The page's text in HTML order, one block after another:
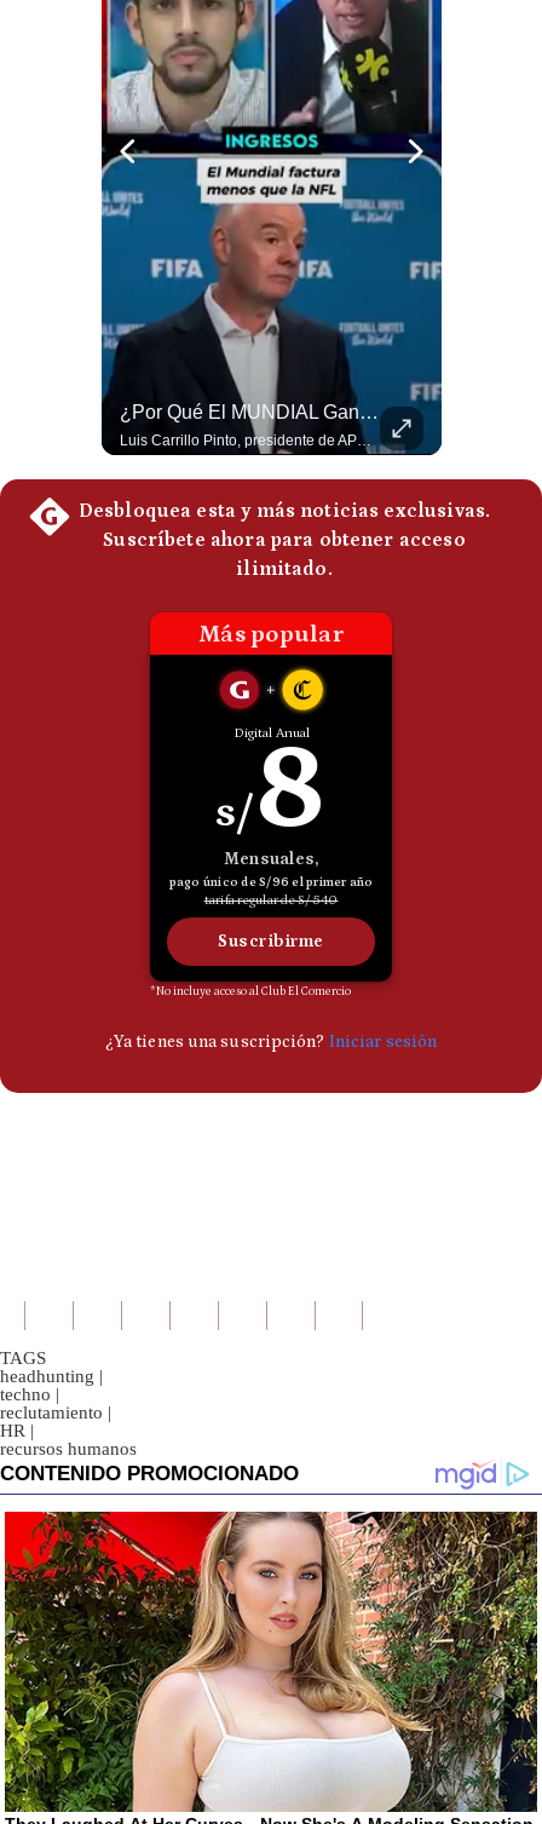
Condiciones
Privacidad
Frecuentes
¿Por Qué El MUNDIAL Gana Menos Que La NFL? | #EnClaveEconómica
Luis Carrillo Pinto, presidente de APEMD,compara el negocio de la Copa del Mundo con las principales ligas estadounidenses: la FIFA recauda alrededor de US$15,000 millones en cuatro años, mientras que la NFL genera cerca de US$20,000 millones en solo un año. El Presidente de la Asociación Peruana de Marketing Deportivo explica los planes de Infantino para vender el 20% de una nueva empresa encargada de los activos comerciales del Mundial. #FIFA #NFL #MarketingDeportivo #LuisCarrilloPinto #APEMD #Mundial #Futbol #Deportes #Negocios #Shorts 👉 Suscríbete y activa la campana para no perderte nuestro análisis diario. 🌎 Síguenos en nuestras redes sociales: 📌 Web oficial: https://gestion.pe/mundo/ 📌 LinkedIn: http://bit.ly/3HYIET0 📌 X (Twitter): http://bit.ly/4noZtX9 📌 TikTok: http://bit.ly/4evB6TO
TAGS
headhunting |
techno |
reclutamiento |
HR |
recursos humanos